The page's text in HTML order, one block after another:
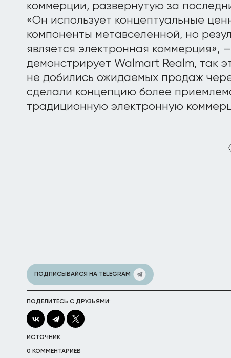
коммерции, развернутую за
«Он использует концептуальные
компоненты метавселенной, но
является электронная коммерция»,
демонстрирует Walmart Realm, так
не добились ожидаемых продаж
сделали концепцию более
традиционную электронную
ПОДПИСЫВАЙСЯ НА TELEGRAM
ПОДЕЛИТЕСЬ С ДРУЗЬЯМИ:
ИСТОЧНИК:
0 КОММЕНТАРИЕВ